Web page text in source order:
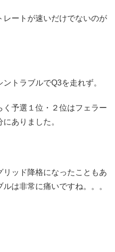
ートが速いだけでないのが
トラブルでQ3を走れず。
予選１位・２位はフェラー
ありました。
ッド降格になったこともあ
は非常に痛いですね。。。